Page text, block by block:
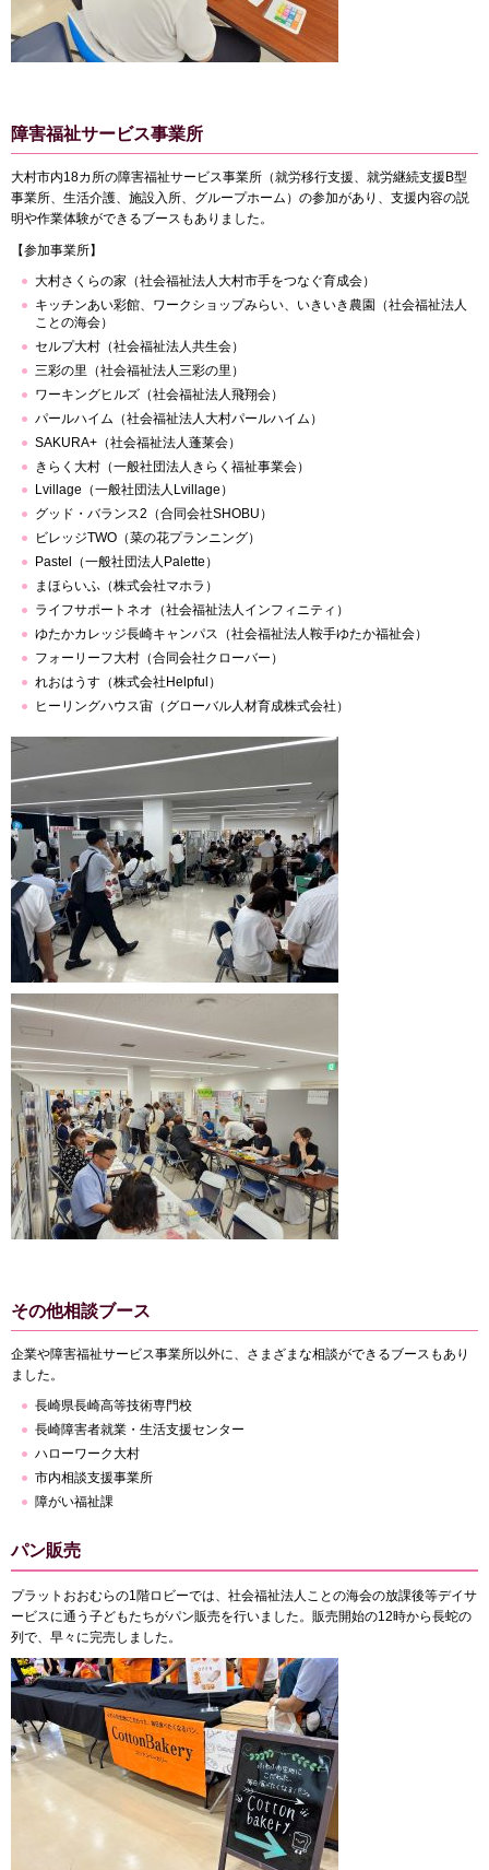
障害福祉サービス事業所
大村市内18カ所の障害福祉サービス事業所（就労移行支援、就労継続支援B型
事業所、生活介護、施設入所、グループホーム）の参加があり、支援内容の説
明や作業体験ができるブースもありました。
【参加事業所】
大村さくらの家（社会福祉法人大村市手をつなぐ育成会）
キッチンあい彩館、ワークショップみらい、いきいき農園（社会福祉法人
ことの海会）
セルプ大村（社会福祉法人共生会）
三彩の里（社会福祉法人三彩の里）
ワーキングヒルズ（社会福祉法人飛翔会）
パールハイム（社会福祉法人大村パールハイム）
SAKURA+（社会福祉法人蓬莱会）
きらく大村（一般社団法人きらく福祉事業会）
Lvillage（一般社団法人Lvillage）
グッド・バランス2（合同会社SHOBU）
ビレッジTWO（菜の花プランニング）
Pastel（一般社団法人Palette）
まほらいふ（株式会社マホラ）
ライフサポートネオ（社会福祉法人インフィニティ）
ゆたかカレッジ長崎キャンパス（社会福祉法人鞍手ゆたか福祉会）
フォーリーフ大村（合同会社クローバー）
れおはうす（株式会社Helpful）
ヒーリングハウス宙（グローバル人材育成株式会社）
その他相談ブース
企業や障害福祉サービス事業所以外に、さまざまな相談ができるブースもあり
ました。
長崎県長崎高等技術専門校
長崎障害者就業・生活支援センター
ハローワーク大村
市内相談支援事業所
障がい福祉課
パン販売
プラットおおむらの1階ロビーでは、社会福祉法人ことの海会の放課後等デイサ
ービスに通う子どもたちがパン販売を行いました。販売開始の12時から長蛇の
列で、早々に完売しました。